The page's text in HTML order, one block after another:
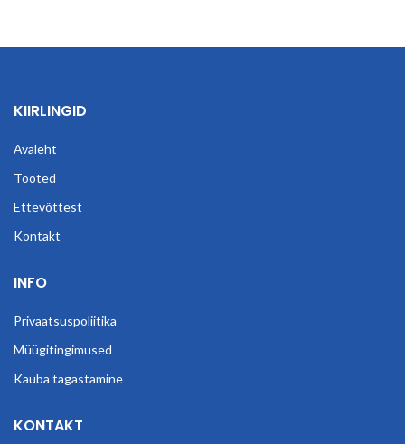
KIIRLINGID
Avaleht
Tooted
Ettevõttest
Kontakt
INFO
Privaatsuspoliitika
Müügitingimused
Kauba tagastamine
KONTAKT